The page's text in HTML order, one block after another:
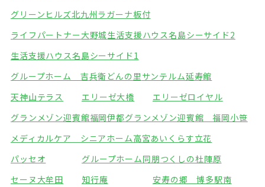
グリーンヒルズ北九州ラガーナ板付
ライフパートナー大野城生活支援ハウス名島シーサイド2
生活支援ハウス名島シーサイド1
グループホーム 吉兵衛どんの里 サンテルム延寿館
天神山テラス
エリーゼ大橋
エリーゼロイヤル
グランメゾン迎賓館福岡伊都グランメゾン迎賓館 福岡小笹
メディカルケア シニアホーム高宮あいくらす立花
パッセオ
グループホーム同朋つくしの杜陣原
セーヌ大牟田
知行庵
安寿の郷 博多駅南